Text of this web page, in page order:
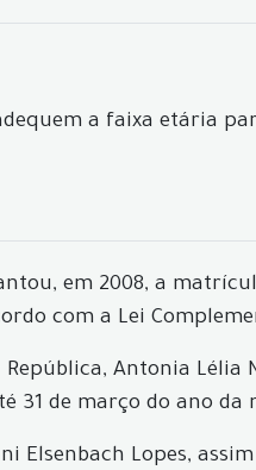
a faixa etária
em 2008, a
com a Lei
Antonia Lélia
31 de março do ano
Elsenbach Lopes,